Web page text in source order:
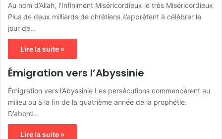
Au nom d’Allah, l’Infiniment Miséricordieux le très Miséricordieux
Plus de deux milliards de chrétiens s’apprêtent à célébrer le
jour de…
Lire la suite »
Émigration vers l’Abyssinie
Émigration vers l’Abyssinie Les persécutions commencèrent au
milieu ou à la fin de la quatrième année de la prophétie.
D’abord…
Lire la suite »